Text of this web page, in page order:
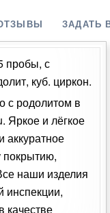
ЗАДАТЬ
пробы, с
куб. циркон.
с родолитом в
Яркое и лёгкое
аккуратное
покрытию,
наши изделия
качестве